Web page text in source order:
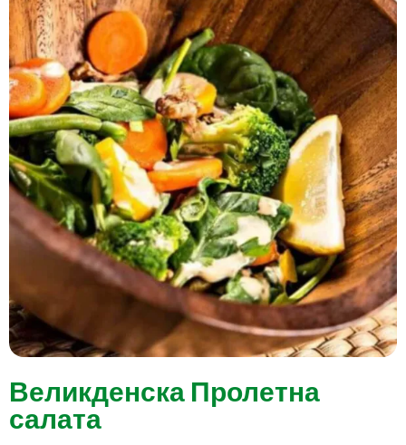
Великденска Пролетна
салата